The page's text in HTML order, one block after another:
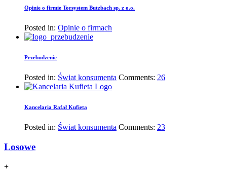
Opinie o firmie Torsystem Butzbach sp. z o.o.
Posted in: Opinie o firmach
Przebudzenie
Posted in: Świat konsumenta Comments: 26
Kancelaria Rafał Kufieta
Posted in: Świat konsumenta Comments: 23
Losowe
+